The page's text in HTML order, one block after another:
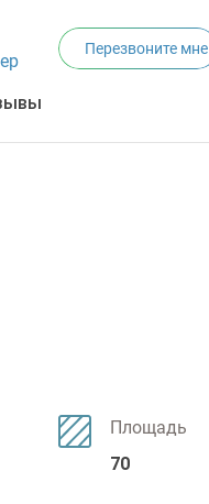
Перезвоните мне
Площадь
70